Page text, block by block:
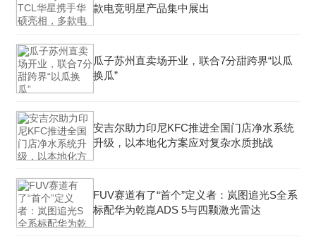
款电竞明星产品集中展出
瓜子苏州直卖场开业，联合7分甜跨界“以瓜
换瓜”
安吉尔助力印尼KFC推进全国门店净水系统
升级，以本地化方案应对复杂水质挑战
FUV赛道有了“首个”定义者：岚图追光S全系
标配华为乾崑ADS 5与四颗激光雷达